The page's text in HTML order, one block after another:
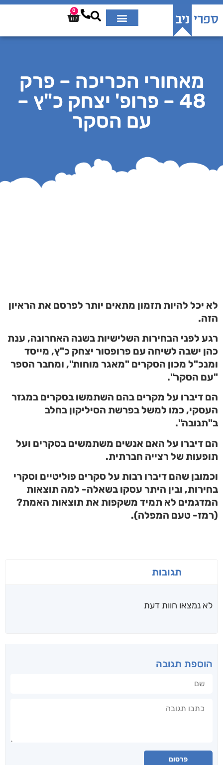
0
מאחורי הכריכה – פרק
48 – פרופ' יצחק כ"ץ –
עם הסקר
לא יכל להיות תזמון מתאים יותר לפרסם את הראיון
הזה.
רגע לפני הבחירות השלישיות בשנה האחרונה, ענת
כהן ישבה לשיחה עם פרופסור יצחק כ"ץ, מייסד
ומנכ"ל מכון הסקרים "מאגר מוחות", ומחבר הספר
"עם הסקר".
הם דיברו על מקרים בהם השתמשו בסקרים במגזר
העסקי, כמו למשל בפרשת הסיליקון בחלב
ב"תנובה".
הם דיברו על האם אנשים משתמשים בסקרים ועל
תופעות של רצייה חברתית.
וכמובן שהם דיברו רבות על סקרים פוליטיים וסקרי
בחירות, ובין היתר עסקו בשאלה- למה תוצאות
המדגמים לא תמיד משקפות את תוצאות האמת?
(רמז- טעם המפלה).
תגובות
לא נמצאו חוות דעת
הוספת תגובה
פרסום